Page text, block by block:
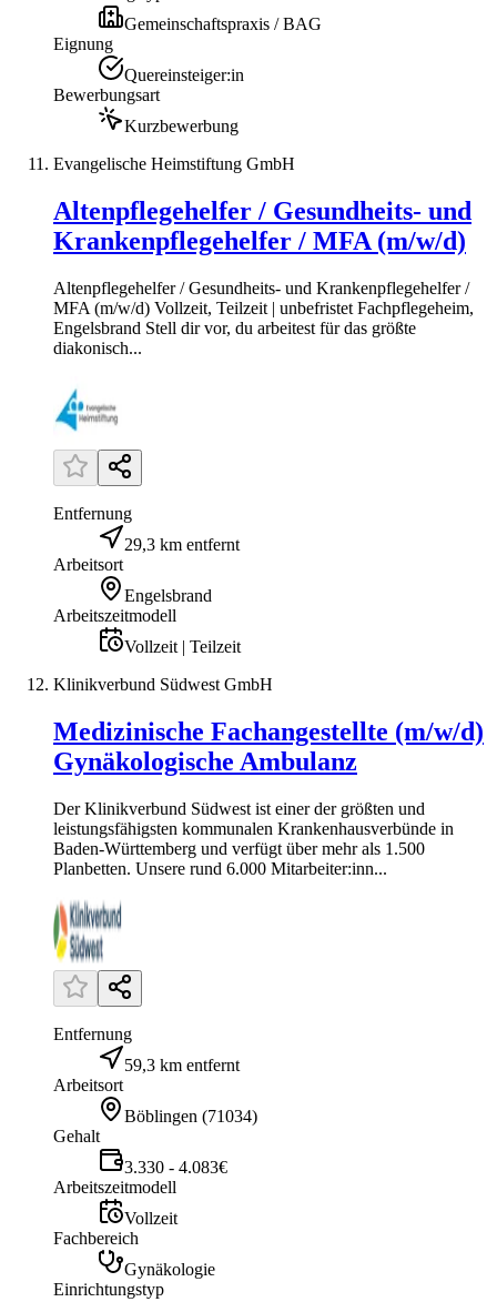
Gemeinschaftspraxis / BAG
Eignung
Quereinsteiger:in
Bewerbungsart
Kurzbewerbung
Evangelische Heimstiftung GmbH
Altenpflegehelfer / Gesundheits- und
Krankenpflegehelfer / MFA (m/w/d)
Altenpflegehelfer / Gesundheits- und Krankenpflegehelfer /
MFA (m/w/d) Vollzeit, Teilzeit | unbefristet Fachpflegeheim,
Engelsbrand Stell dir vor, du arbeitest für das größte
diakonisch...
Entfernung
29,3 km entfernt
Arbeitsort
Engelsbrand
Arbeitszeitmodell
Vollzeit | Teilzeit
Klinikverbund Südwest GmbH
Medizinische Fachangestellte (m/w/d)
Gynäkologische Ambulanz
Der Klinikverbund Südwest ist einer der größten und
leistungsfähigsten kommunalen Krankenhausverbünde in
Baden-Württemberg und verfügt über mehr als 1.500
Planbetten. Unsere rund 6.000 Mitarbeiter:inn...
Entfernung
59,3 km entfernt
Arbeitsort
Böblingen (71034)
Gehalt
3.330 - 4.083€
Arbeitszeitmodell
Vollzeit
Fachbereich
Gynäkologie
Einrichtungstyp